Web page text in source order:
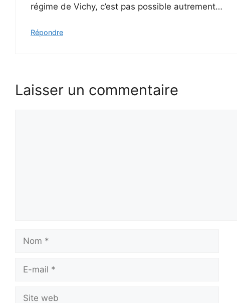
régime de Vichy, c’est pas possible autrement…
Répondre
Laisser un commentaire
Nom
Site